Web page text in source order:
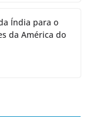
Índia para o
da América do